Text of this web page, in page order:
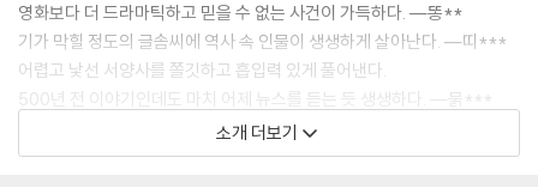
영화보다 더 드라마틱하고 믿을 수 없는 사건이 가득하다. ―똥**
기가 막힐 정도의 글솜씨에 역사 속 인물이 생생하게 살아난다. ―띠***
어렵고 낯선 서양사를 쫄깃하고 흡입력 있게 풀어낸다.
500년 전 이야기인데도 마치 어제 뉴스를 듣는 듯 생생하다. ―묽***
이런 호응에 힘입어 이번엔 앞 시대의 성과를 이어받아 다른 어느 시대와
소개 더보기